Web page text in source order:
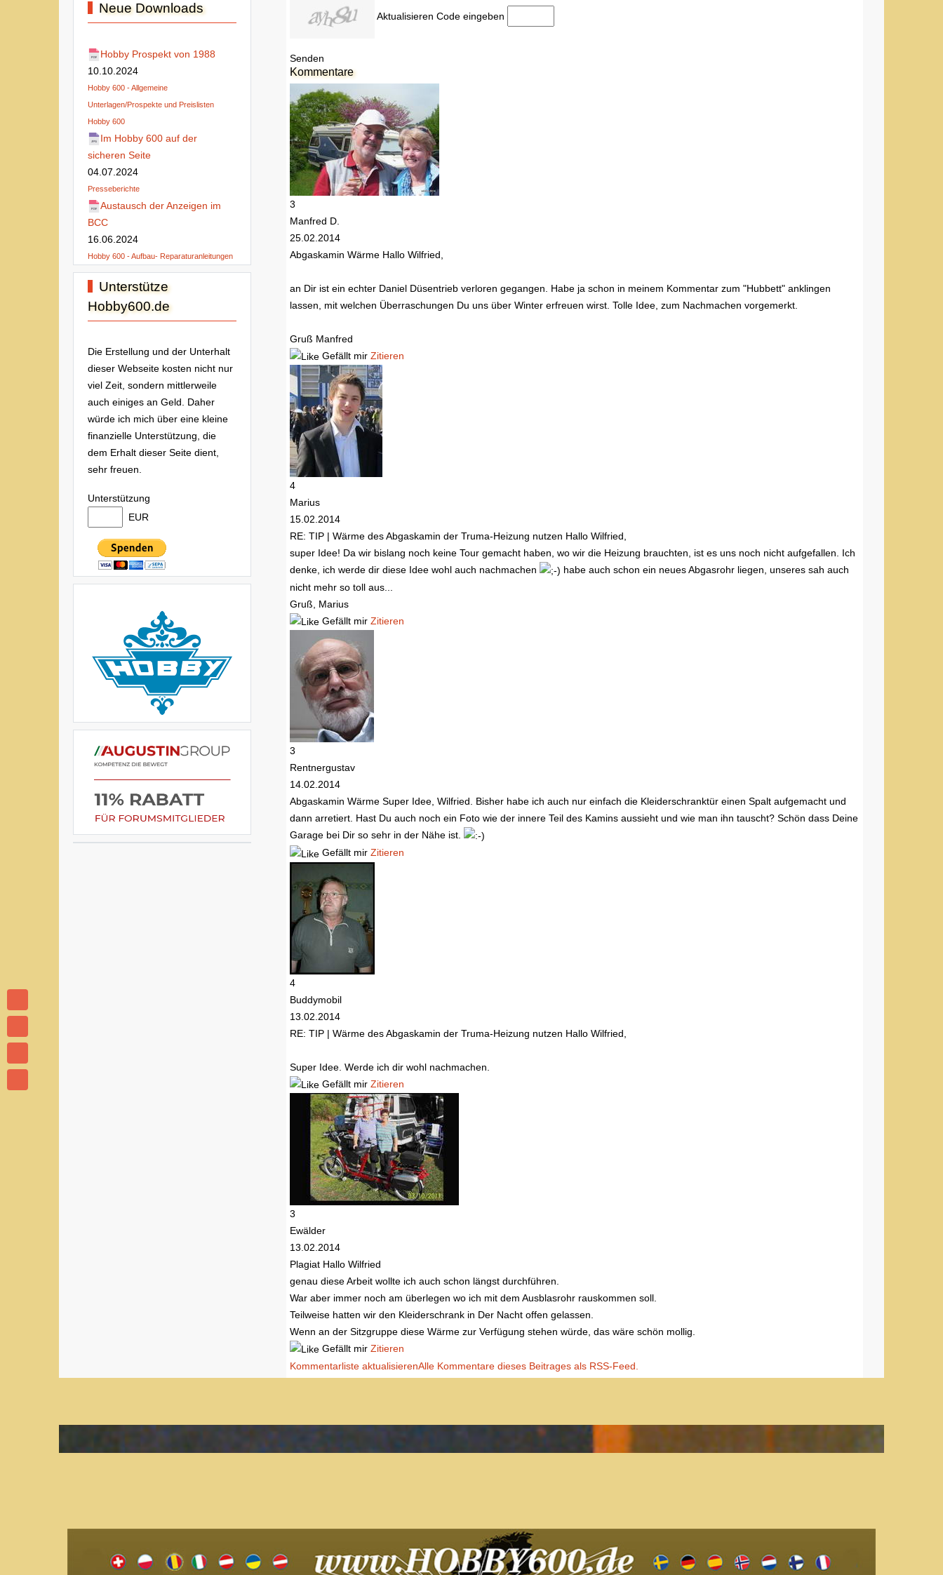
Neue Downloads
Hobby Prospekt von 1988
10.10.2024
Hobby 600 - Allgemeine
Unterlagen/Prospekte und Preislisten
Hobby 600
Im Hobby 600 auf der
sicheren Seite
04.07.2024
Presseberichte
Austausch der Anzeigen im
BCC
16.06.2024
Hobby 600 - Aufbau- Reparaturanleitungen
Unterstütze
Hobby600.de
Die Erstellung und der Unterhalt
dieser Webseite kosten nicht nur
viel Zeit, sondern mittlerweile
auch einiges an Geld. Daher
würde ich mich über eine kleine
finanzielle Unterstützung, die
dem Erhalt dieser Seite dient,
sehr freuen.
Unterstützung
EUR
Aktualisieren Code eingeben
Senden
Kommentare
3
Manfred D.
25.02.2014
Abgaskamin Wärme Hallo Wilfried,
an Dir ist ein echter Daniel Düsentrieb verloren gegangen. Habe ja schon in meinem Kommentar zum "Hubbett" anklingen
lassen, mit welchen Überraschungen Du uns über Winter erfreuen wirst. Tolle Idee, zum Nachmachen vorgemerkt.
Gruß Manfred
Gefällt mir Zitieren
4
Marius
15.02.2014
RE: TIP | Wärme des Abgaskamin der Truma-Heizung nutzen Hallo Wilfried,
super Idee! Da wir bislang noch keine Tour gemacht haben, wo wir die Heizung brauchten, ist es uns noch nicht aufgefallen. Ich
denke, ich werde dir diese Idee wohl auch nachmachen
habe auch schon ein neues Abgasrohr liegen, unseres sah auch
nicht mehr so toll aus...
Gruß, Marius
Gefällt mir Zitieren
3
Rentnergustav
14.02.2014
Abgaskamin Wärme Super Idee, Wilfried. Bisher habe ich auch nur einfach die Kleiderschranktür einen Spalt aufgemacht und
dann arretiert. Hast Du auch noch ein Foto wie der innere Teil des Kamins aussieht und wie man ihn tauscht? Schön dass Deine
Garage bei Dir so sehr in der Nähe ist.
Gefällt mir Zitieren
4
Buddymobil
13.02.2014
RE: TIP | Wärme des Abgaskamin der Truma-Heizung nutzen Hallo Wilfried,
Super Idee. Werde ich dir wohl nachmachen.
Gefällt mir Zitieren
3
Ewälder
13.02.2014
Plagiat Hallo Wilfried
genau diese Arbeit wollte ich auch schon längst durchführen.
War aber immer noch am überlegen wo ich mit dem Ausblasrohr rauskommen soll.
Teilweise hatten wir den Kleiderschrank in Der Nacht offen gelassen.
Wenn an der Sitzgruppe diese Wärme zur Verfügung stehen würde, das wäre schön mollig.
Gefällt mir Zitieren
Kommentarliste aktualisierenAlle Kommentare dieses Beitrages als RSS-Feed.